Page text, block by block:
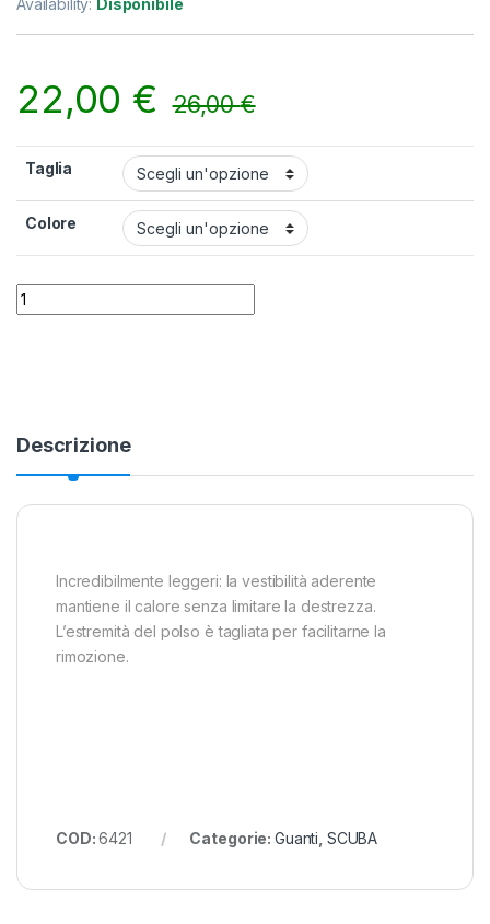
22,00 € 26,00€
Taglia
Colore
Guanto Mares Flexa Touch 2mm quantity
Descrizione
Incredibilmente leggeri: la vestibilità aderente
mantiene il calore senza limitare la destrezza.
L’estremità del polso è tagliata per facilitarne la
rimozione.
COD:6421 Categorie: Guanti SCUBA